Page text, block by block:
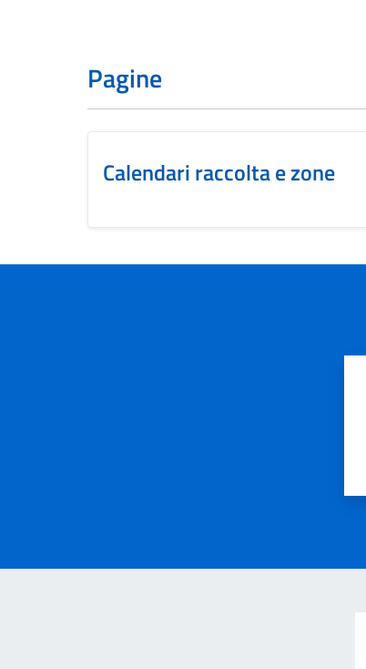
Pagine
Calendari raccolta e zone